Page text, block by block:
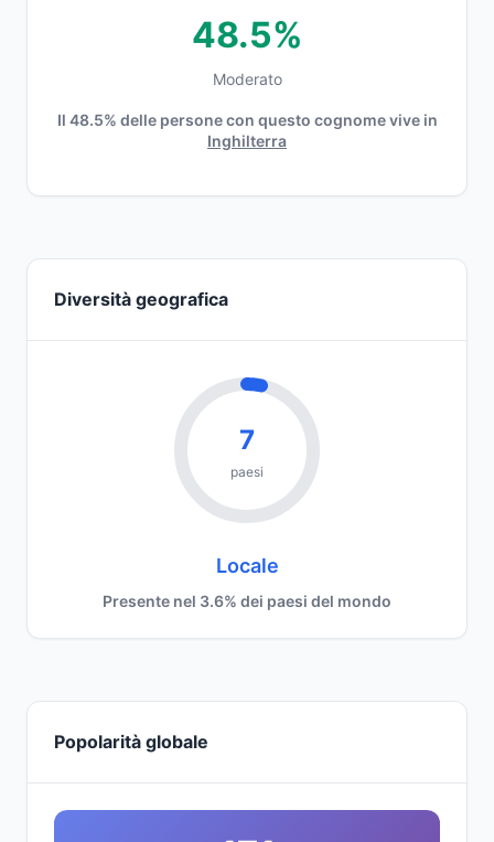
48.5%
Moderato
Il 48.5% delle persone con questo cognome vive in
Inghilterra
Diversità geografica
7
paesi
Locale
Presente nel 3.6% dei paesi del mondo
Popolarità globale